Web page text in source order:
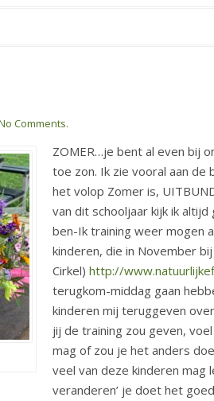
Comments.
ZOMER…je bent al even bij
toe zon. Ik zie vooral aan de
het volop Zomer is,
van dit schooljaar kijk ik
ben-Ik training weer mogen
kinderen, die in November
Cirkel) http://
terugkom-middag gaan
kinderen mij teruggeven
jij de training zou geven,
mag of zou je het anders
veel van deze kinderen mag
veranderen’ je doet het